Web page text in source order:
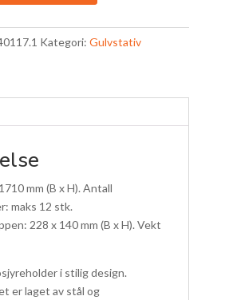
Kategori: Gulvstativ
mm (B x H). Antall
maks 12 stk.
228 x 140 mm (B x H). Vekt
i stilig design.
er laget av stål og